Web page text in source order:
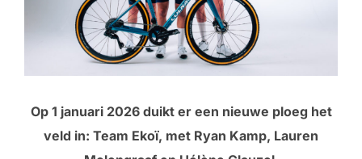
Op 1 januari 2026 duikt er een nieuwe ploeg het
veld in: Team Ekoï, met Ryan Kamp, Lauren